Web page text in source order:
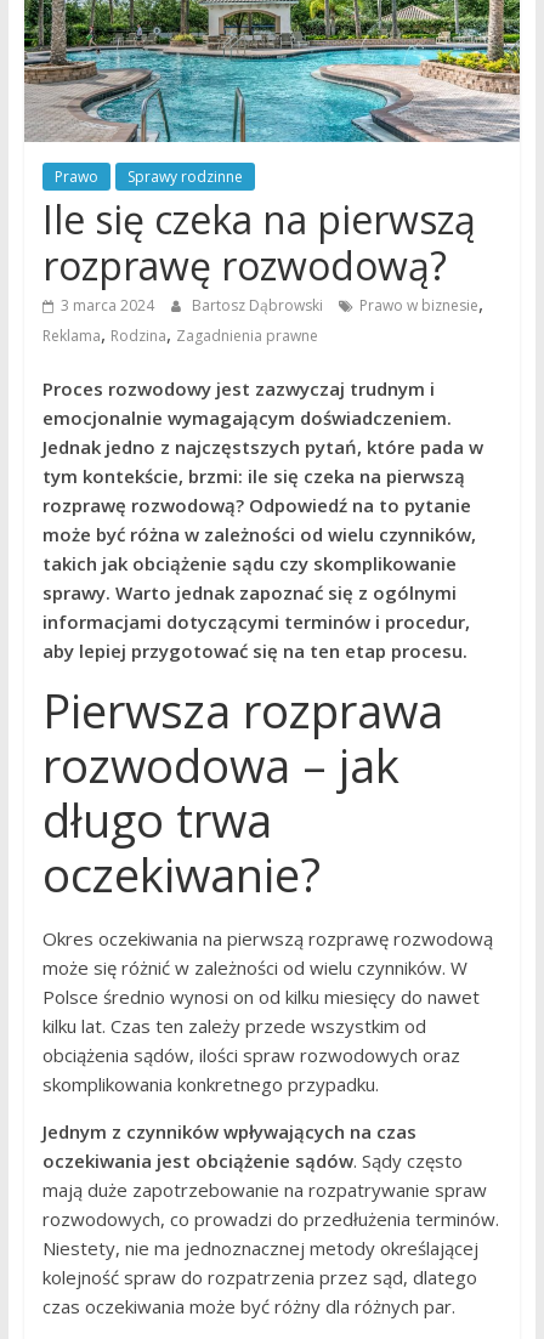
Prawo Sprawy rodzinne
Ile się czeka na pierwszą
rozprawę rozwodową?
3 marca 2024 Bartosz Dąbrowski Prawo w biznesie,
Reklama, Rodzina, Zagadnienia prawne
Proces rozwodowy jest zazwyczaj trudnym i
emocjonalnie wymagającym doświadczeniem.
Jednak jedno z najczęstszych pytań, które pada w
tym kontekście, brzmi: ile się czeka na pierwszą
rozprawę rozwodową? Odpowiedź na to pytanie
może być różna w zależności od wielu czynników,
takich jak obciążenie sądu czy skomplikowanie
sprawy. Warto jednak zapoznać się z ogólnymi
informacjami dotyczącymi terminów i procedur,
aby lepiej przygotować się na ten etap procesu.
Pierwsza rozprawa
rozwodowa – jak
długo trwa
oczekiwanie?
Okres oczekiwania na pierwszą rozprawę rozwodową
może się różnić w zależności od wielu czynników. W
Polsce średnio wynosi on od kilku miesięcy do nawet
kilku lat. Czas ten zależy przede wszystkim od
obciążenia sądów, ilości spraw rozwodowych oraz
skomplikowania konkretnego przypadku.
Jednym z czynników wpływających na czas
oczekiwania jest obciążenie sądów. Sądy często
mają duże zapotrzebowanie na rozpatrywanie spraw
rozwodowych, co prowadzi do przedłużenia terminów.
Niestety, nie ma jednoznacznej metody określającej
kolejność spraw do rozpatrzenia przez sąd, dlatego
czas oczekiwania może być różny dla różnych par.